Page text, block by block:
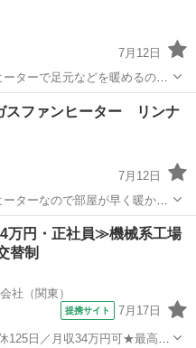
7月12日
空調家電
ファンヒーター リンナ
7月12日
、空調家電
万円・正社員≫機械系工場
替制
社（関東）
提携サイト 7月17日
125日／月収34万円可★最高15